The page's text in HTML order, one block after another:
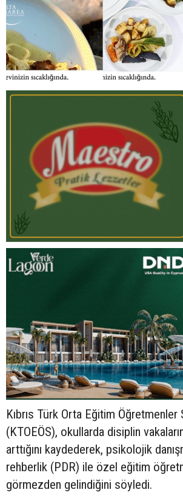
Kıbrıs Türk Orta Eğitim Öğretmenler
(KTOEÖS), okullarda disiplin
arttığını kaydederek, psikolojik
rehberlik (PDR) ile özel eğitim
görmezden gelindiğini söyledi.